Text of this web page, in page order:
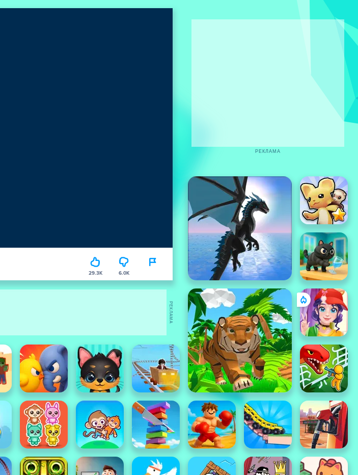
29.3K 6.0K
РЕКЛАМА
РЕКЛАМА